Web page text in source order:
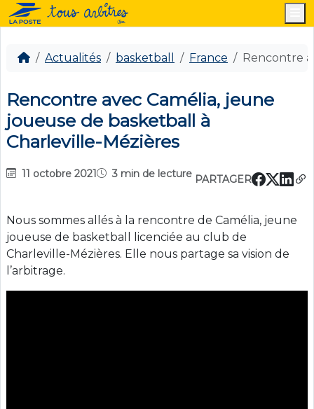
Actualités basketball France Rencontre
Rencontre avec Camélia, jeune
joueuse de basketball à
Charleville-Mézières
11 octobre 2021 3 min de lecture PARTAGER
Nous sommes allés à la rencontre de Camélia, jeune
joueuse de basketball licenciée au club de
Charleville-Mézières. Elle nous partage sa vision de
l’arbitrage.